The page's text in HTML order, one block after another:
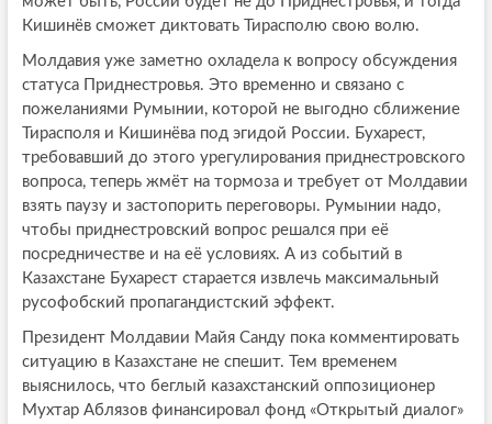
Кишинёв сможет диктовать Тирасполю свою волю.
Молдавия уже заметно охладела к вопросу обсуждения
статуса Приднестровья. Это временно и связано с
пожеланиями Румынии, которой не выгодно сближение
Тирасполя и Кишинёва под эгидой России. Бухарест,
требовавший до этого урегулирования приднестровского
вопроса, теперь жмёт на тормоза и требует от Молдавии
взять паузу и застопорить переговоры. Румынии надо,
чтобы приднестровский вопрос решался при её
посредничестве и на её условиях. А из событий в
Казахстане Бухарест старается извлечь максимальный
русофобский пропагандистский эффект.
Президент Молдавии Майя Санду пока комментировать
ситуацию в Казахстане не спешит. Тем временем
выяснилось, что беглый казахстанский оппозиционер
Мухтар Аблязов финансировал фонд «Открытый диалог»